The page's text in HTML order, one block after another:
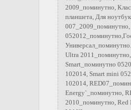
2009_поминутно,
планшета, Для
007_2009_поминутно,
Ultra
Smart_поминутно
102014, Smart mini
102014,
Energy`_поминутно,
2010_поминутно, Red